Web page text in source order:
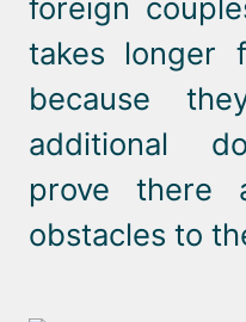
takes longer
because
additional
prove there
obstacles to